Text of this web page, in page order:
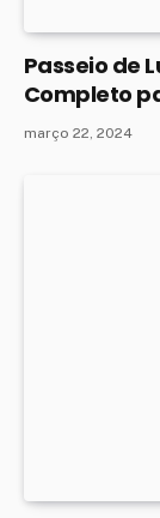
Passeio de
Completo
março 22, 2024